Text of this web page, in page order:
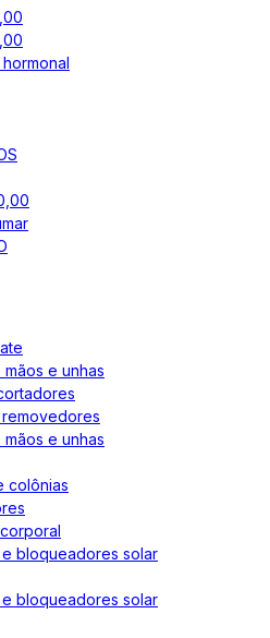
e unhas
removedores
e unhas
colônias
bloqueadores solar
bloqueadores solar